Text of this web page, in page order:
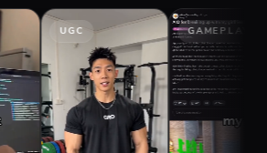
GAMEPLAY